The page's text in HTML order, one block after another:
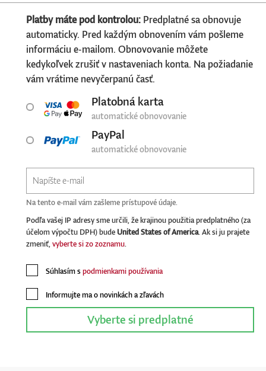
Platby máte pod kontrolou: Predplatné sa obnovuje
automaticky. Pred každým obnovením vám pošleme
informáciu e-mailom. Obnovovanie môžete
kedykoľvek zrušiť v nastaveniach konta. Na požiadanie
vám vrátime nevyčerpanú časť.
Platobná karta
automatické obnovovanie
PayPal
automatické obnovovanie
Na tento e-mail vám zašleme prístupové údaje.
Podľa vašej IP adresy sme určili, že krajinou použitia predplatného (za
účelom výpočtu DPH) bude United States of America. Ak si ju prajete
zmeniť,vyberte si zo zoznamu.
Súhlasím spodmienkami používania
Informujte ma o novinkách a zľavách
Vyberte si predplatné